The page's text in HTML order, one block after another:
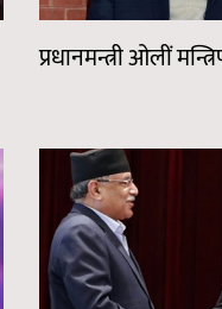
प्रधानमन्त्री ओलीं